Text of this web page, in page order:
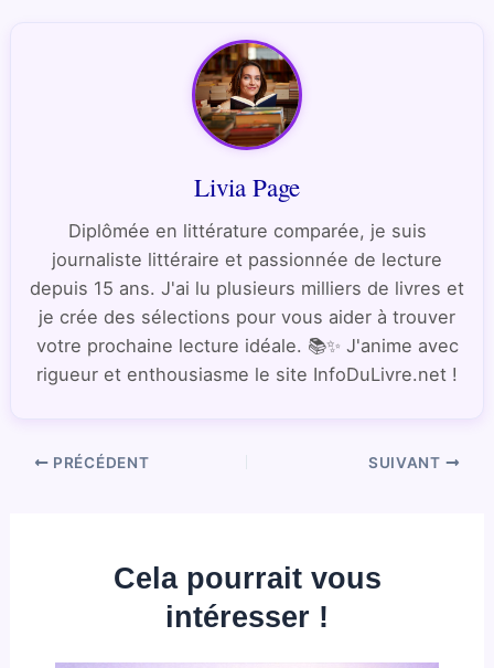
Livia Page
Diplômée en littérature comparée, je suis
journaliste littéraire et passionnée de lecture
depuis 15 ans. J'ai lu plusieurs milliers de livres et
je crée des sélections pour vous aider à trouver
votre prochaine lecture idéale. 📚✨ J'anime avec
rigueur et enthousiasme le site InfoDuLivre.net !
PRÉCÉDENT SUIVANT
Cela pourrait vous
intéresser !